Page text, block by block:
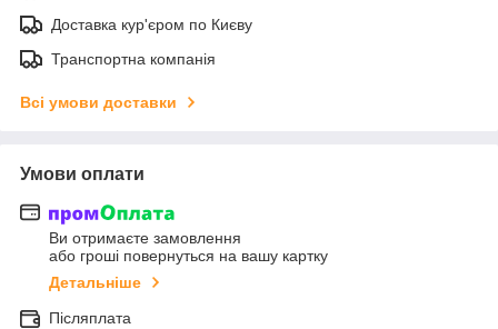
Доставка кур'єром по Києву
Транспортна компанія
Всі умови доставки
Умови оплати
Ви отримаєте замовлення
або гроші повернуться на вашу картку
Детальніше
Післяплата